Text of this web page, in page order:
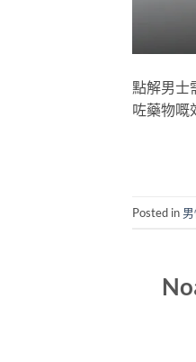
點解男士
咗藥物嘅
Posted in